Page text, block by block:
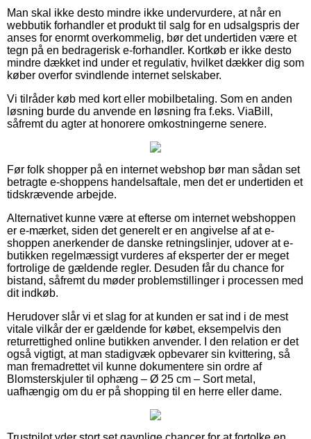
Man skal ikke desto mindre ikke undervurdere, at når en
webbutik forhandler et produkt til salg for en udsalgspris der
anses for enormt overkommelig, bør det undertiden være et
tegn på en bedragerisk e-forhandler. Kortkøb er ikke desto
mindre dækket ind under et regulativ, hvilket dækker dig som
køber overfor svindlende internet selskaber.
Vi tilråder køb med kort eller mobilbetaling. Som en anden
løsning burde du anvende en løsning fra f.eks. ViaBill,
såfremt du agter at honorere omkostningerne senere.
Før folk shopper på en internet webshop bør man sådan set
betragte e-shoppens handelsaftale, men det er undertiden et
tidskrævende arbejde.
Alternativet kunne være at efterse om internet webshoppen
er e-mærket, siden det generelt er en angivelse af at e-
shoppen anerkender de danske retningslinjer, udover at e-
butikken regelmæssigt vurderes af eksperter der er meget
fortrolige de gældende regler. Desuden får du chance for
bistand, såfremt du møder problemstillinger i processen med
dit indkøb.
Herudover slår vi et slag for at kunden er sat ind i de mest
vitale vilkår der er gældende for købet, eksempelvis den
returrettighed online butikken anvender. I den relation er det
også vigtigt, at man stadigvæk opbevarer sin kvittering, så
man fremadrettet vil kunne dokumentere sin ordre af
Blomsterskjuler til ophæng – Ø 25 cm – Sort metal,
uafhængig om du er på shopping til en herre eller dame.